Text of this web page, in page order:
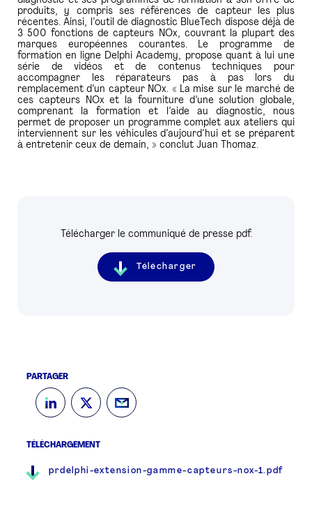
produits, y compris ses références de capteur les plus
récentes. Ainsi, l’outil de diagnostic BlueTech dispose déjà de
3 500 fonctions de capteurs NOx, couvrant la plupart des
marques européennes courantes. Le programme de
formation en ligne Delphi Academy, propose quant à lui une
série de vidéos et de contenus techniques pour
accompagner les réparateurs pas à pas lors du
remplacement d’un capteur NOx. « La mise sur le marché de
ces capteurs NOx et la fourniture d’une solution globale,
comprenant la formation et l’aide au diagnostic, nous
permet de proposer un programme complet aux ateliers qui
interviennent sur les véhicules d’aujourd’hui et se préparent
à entretenir ceux de demain, » conclut Juan Thomaz.
Télécharger le communiqué de presse pdf.
Télécharger
PARTAGER
TÉLÉCHARGEMENT
prdelphi-extension-gamme-capteurs-nox-1.pdf